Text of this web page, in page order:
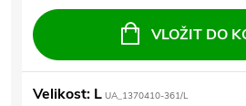
VLOŽIT DO
Velikost: L UA_1370410-361/L